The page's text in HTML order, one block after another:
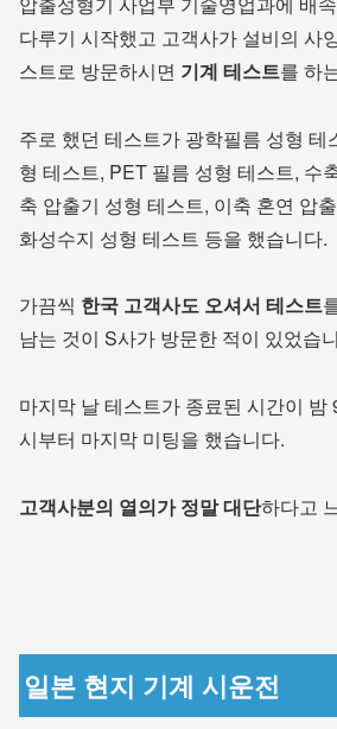
다루기 시작했고 고객사가 설비의 사
스트로 방문하시면 기계 테스트를 하
주로 했던 테스트가 광학필름 성형 테
형 테스트, PET 필름 성형 테스트, 수
축 압출기 성형 테스트, 이축 혼연 압
화성수지 성형 테스트 등을 했습니다.
가끔씩 한국 고객사도 오셔서 테스트
남는 것이 S사가 방문한 적이 있었습
마지막 날 테스트가 종료된 시간이 밤
시부터 마지막 미팅을 했습니다.
고객사분의 열의가 정말 대단하다고
일본 현지 기계 시운전